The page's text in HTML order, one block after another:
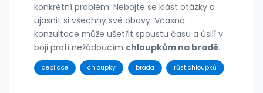
konkrétní problém. Nebojte se klást otázky a
ujasnit si všechny své obavy. Včasná
konzultace může ušetřit spoustu času a úsilí v
boji proti nežádoucím chloupkům na bradě.
depilace chloupky brada růst chloupků